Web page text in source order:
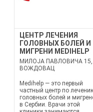
ЦЕНТР ЛЕЧЕНИЯ
ГОЛОВНЫХ БОЛЕЙ И
МИГРЕНИ MEDIHELP
МИЛОЈА ПАВЛОВИЧА 15,
ВОЖДОВАЦ
Medihelp — это первый
частный центр по
головных болей и
в Сербии. Врачи этой